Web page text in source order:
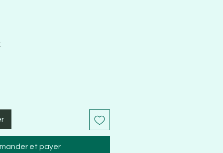
et payer